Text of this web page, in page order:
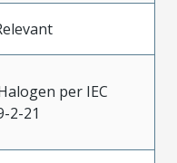
per IEC
2-21